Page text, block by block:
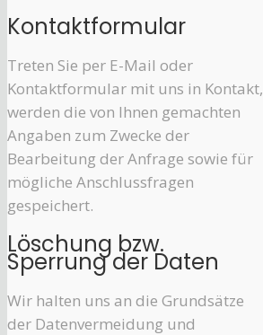
Kontaktformular
Treten Sie per E-Mail oder
Kontaktformular mit uns in Kontakt,
werden die von Ihnen gemachten
Angaben zum Zwecke der
Bearbeitung der Anfrage sowie für
mögliche Anschlussfragen
gespeichert.
Löschung bzw.
Sperrung der Daten
Wir halten uns an die Grundsätze
der Datenvermeidung und